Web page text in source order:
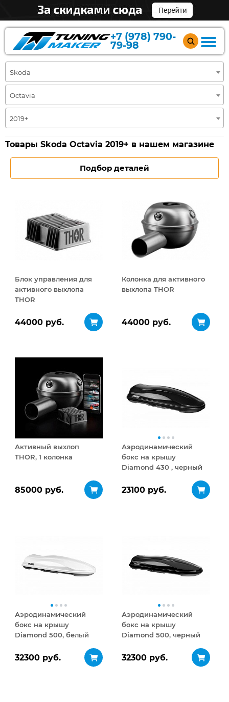
+7 (978) 790-
79-98
Skoda
Octavia
2019+
Товары Skoda Octavia 2019+ в нашем магазине
Подбор деталей
Блок управления для
активного выхлопа
THOR
44000 руб.
Колонка для активного
выхлопа THOR
44000 руб.
Активный выхлоп
THOR, 1 колонка
85000 руб.
Аэродинамический
бокс на крышу
Diamond 430 , черный
23100 руб.
Аэродинамический
бокс на крышу
Diamond 500, белый
32300 руб.
Аэродинамический
бокс на крышу
Diamond 500, черный
32300 руб.